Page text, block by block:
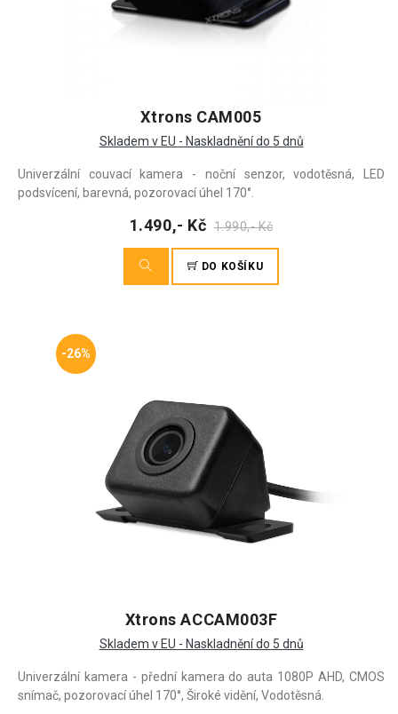
Xtrons CAM005
Skladem v EU - Naskladnění do 5 dnů
Univerzální couvací kamera - noční senzor, vodotěsná, LED
podsvícení, barevná, pozorovací úhel 170°.
1.490,- Kč 1.990,- Kč
DO KOŠÍKU
-26%
Xtrons ACCAM003F
Skladem v EU - Naskladnění do 5 dnů
Univerzální kamera - přední kamera do auta 1080P AHD, CMOS
snímač, pozorovací úhel 170°, Široké vidění, Vodotěsná.